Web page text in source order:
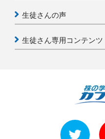
生徒さんの声
生徒さん専用コンテンツ